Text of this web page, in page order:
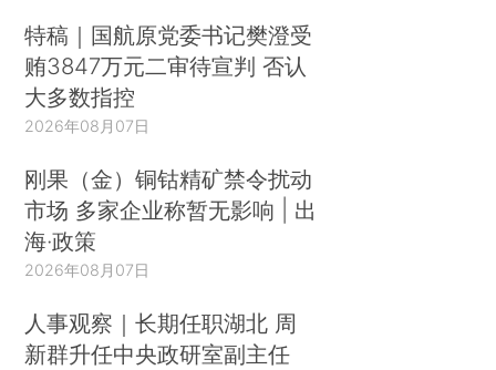
特稿｜国航原党委书记樊澄受
贿3847万元二审待宣判 否认
大多数指控
2026年08月07日
刚果（金）铜钴精矿禁令扰动
市场 多家企业称暂无影响 | 出
海·政策
2026年08月07日
人事观察｜长期任职湖北 周
新群升任中央政研室副主任